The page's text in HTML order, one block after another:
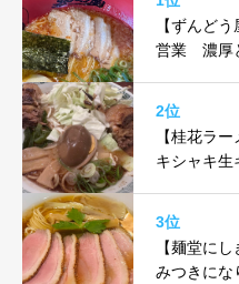
【ずんど
営業 濃厚
2位
【桂花ラ
キシャキ生
3位
【麺堂に
みつきにな